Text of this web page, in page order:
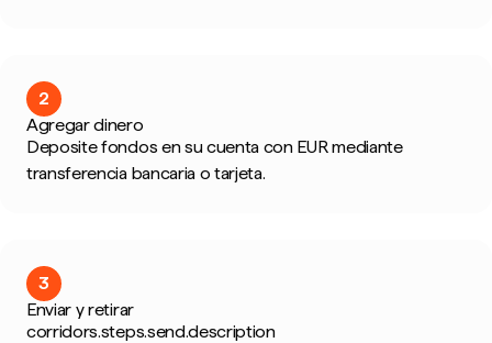
2
Agregar dinero
Deposite fondos en su cuenta con EUR mediante
transferencia bancaria o tarjeta.
3
Enviar y retirar
corridors.steps.send.description